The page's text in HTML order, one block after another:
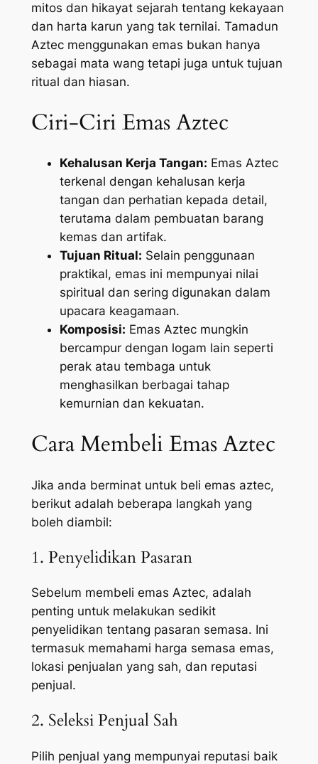
mitos dan hikayat sejarah tentang kekayaan
dan harta karun yang tak ternilai. Tamadun
Aztec menggunakan emas bukan hanya
sebagai mata wang tetapi juga untuk tujuan
ritual dan hiasan.
Ciri-Ciri Emas Aztec
Kehalusan Kerja Tangan: Emas Aztec
terkenal dengan kehalusan kerja
tangan dan perhatian kepada detail,
terutama dalam pembuatan barang
kemas dan artifak.
Tujuan Ritual: Selain penggunaan
praktikal, emas ini mempunyai nilai
spiritual dan sering digunakan dalam
upacara keagamaan.
Komposisi: Emas Aztec mungkin
bercampur dengan logam lain seperti
perak atau tembaga untuk
menghasilkan berbagai tahap
kemurnian dan kekuatan.
Cara Membeli Emas Aztec
Jika anda berminat untuk beli emas aztec,
berikut adalah beberapa langkah yang
boleh diambil:
1. Penyelidikan Pasaran
Sebelum membeli emas Aztec, adalah
penting untuk melakukan sedikit
penyelidikan tentang pasaran semasa. Ini
termasuk memahami harga semasa emas,
lokasi penjualan yang sah, dan reputasi
penjual.
2. Seleksi Penjual Sah
Pilih penjual yang mempunyai reputasi baik